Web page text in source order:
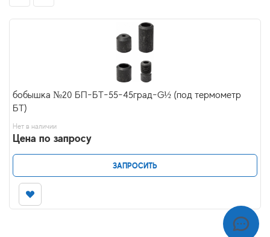
бобышка №20 БП-БТ-55-45град-G½ (под термометр
БТ)
Нет в наличии
Цена по запросу
ЗАПРОСИТЬ